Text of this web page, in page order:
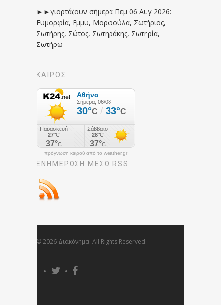
►►γιορτάζουν σήμερα Πεμ 06 Αυγ 2026:
Ευμορφία, Εμμυ, Μορφούλα, Σωτήριος,
Σωτήρης, Σώτος, Σωτηράκης, Σωτηρία,
Σωτήρω
ΚΑΙΡΟΣ
πρόγνωση καιρού από το weather.gr
ΕΝΗΜΈΡΩΣΉ ΜΕΣΩ RSS
© 2026 Διακόνημα. All Rights Reserved.